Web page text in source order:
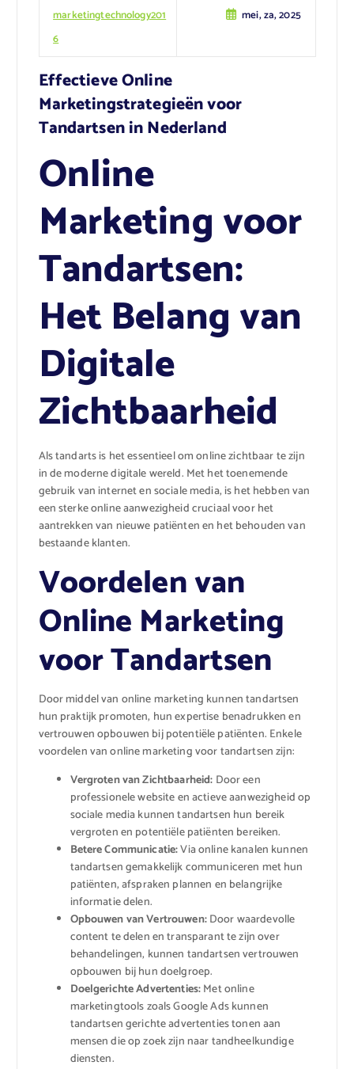
marketingtechnology201
6
mei, za, 2025
Effectieve Online
Marketingstrategieën voor
Tandartsen in Nederland
Online
Marketing voor
Tandartsen:
Het Belang van
Digitale
Zichtbaarheid
Als tandarts is het essentieel om online zichtbaar te zijn
in de moderne digitale wereld. Met het toenemende
gebruik van internet en sociale media, is het hebben van
een sterke online aanwezigheid cruciaal voor het
aantrekken van nieuwe patiënten en het behouden van
bestaande klanten.
Voordelen van
Online Marketing
voor Tandartsen
Door middel van online marketing kunnen tandartsen
hun praktijk promoten, hun expertise benadrukken en
vertrouwen opbouwen bij potentiële patiënten. Enkele
voordelen van online marketing voor tandartsen zijn:
Vergroten van Zichtbaarheid: Door een
professionele website en actieve aanwezigheid op
sociale media kunnen tandartsen hun bereik
vergroten en potentiële patiënten bereiken.
Betere Communicatie:Via online kanalen kunnen
tandartsen gemakkelijk communiceren met hun
patiënten, afspraken plannen en belangrijke
informatie delen.
Opbouwen van Vertrouwen:Door waardevolle
content te delen en transparant te zijn over
behandelingen, kunnen tandartsen vertrouwen
opbouwen bij hun doelgroep.
Doelgerichte Advertenties:Met online
marketingtools zoals Google Ads kunnen
tandartsen gerichte advertenties tonen aan
mensen die op zoek zijn naar tandheelkundige
diensten.